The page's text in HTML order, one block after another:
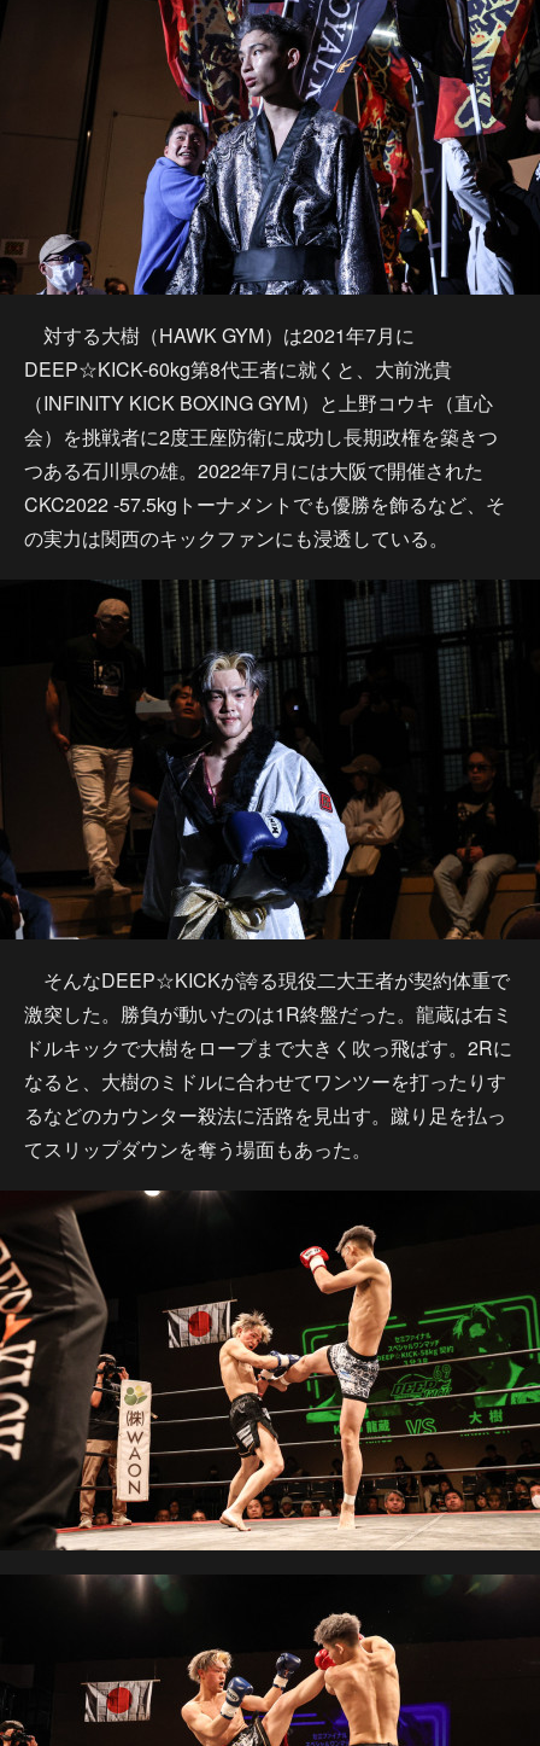
対する大樹（HAWK GYM）は2021年7月に
DEEP☆KICK-60kg第8代王者に就くと、大前洸貴
（INFINITY KICK BOXING GYM）と上野コウキ（直心
会）を挑戦者に2度王座防衛に成功し長期政権を築きつ
つある石川県の雄。2022年7月には大阪で開催された
CKC2022 -57.5kgトーナメントでも優勝を飾るなど、そ
の実力は関西のキックファンにも浸透している。
そんなDEEP☆KICKが誇る現役二大王者が契約体重で
激突した。勝負が動いたのは1R終盤だった。龍蔵は右ミ
ドルキックで大樹をロープまで大きく吹っ飛ばす。2Rに
なると、大樹のミドルに合わせてワンツーを打ったりす
るなどのカウンター殺法に活路を見出す。蹴り足を払っ
てスリップダウンを奪う場面もあった。